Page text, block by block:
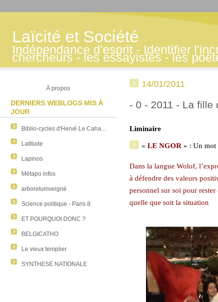
Laïcité et Société
Indépendance d'esprit - Identifier
chercheurs - les essayistes - les
À propos
DERNIERS WEBLOGS MIS À
JOUR
Biblio-cycles d'Hervé Le Caha...
Latitude
Lapinos
Métapo infos
arboretumveigné
Science politique - Paris 8
ET POURQUOI DONC ?
BELGICATHO
Le vieux templier
SYNTHESE NATIONALE
14/01/2011
- 0 - 2011 - La fille
Liminaire
« LE NGOR » : Un mot
Dans la langue Wolof,
à défendre des valeurs
personnel sur soi pour
quelle que soit la situation